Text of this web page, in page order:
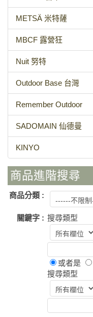
METSÄ 米特薩
MBCF 露營狂
Nuit 努特
Outdoor Base 台灣
Remember Outdoor
SADOMAIN 仙德曼
KINYO
商品進階搜尋
商品分類 :
關鍵字 : 搜尋類型
或者是
搜尋類型